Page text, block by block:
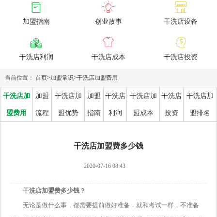

加盟指南

创业故事

干洗店设备

干洗店利润

干洗店成本

干洗店投资
当前位置： 首页>加盟常识>干洗店加盟费用
干洗店加
盟费用
加盟
流程
干洗店加
盟优势
加盟
指南
干洗店
利润
干洗店加
盟成本
干洗店
投资
干洗店加
盟排名
干洗店加盟费多少钱
2020-07-16 08:43
干洗店加盟费多少钱 ？
无论是做什么事，都需要提前做好准备，就和考试一样，不准备